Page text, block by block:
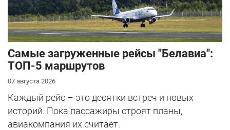
Самые загруженные рейсы "Белавиа":
ТОП-5 маршрутов
07 августа 2026
Каждый рейс – это десятки встреч и новых
историй. Пока пассажиры строят планы,
авиакомпания их считает.